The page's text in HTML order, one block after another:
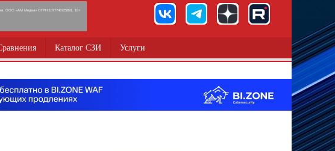
ООО «АМ Медиа» ОГРН 1077746725891, 18+
Каталог СЗИ Услуги